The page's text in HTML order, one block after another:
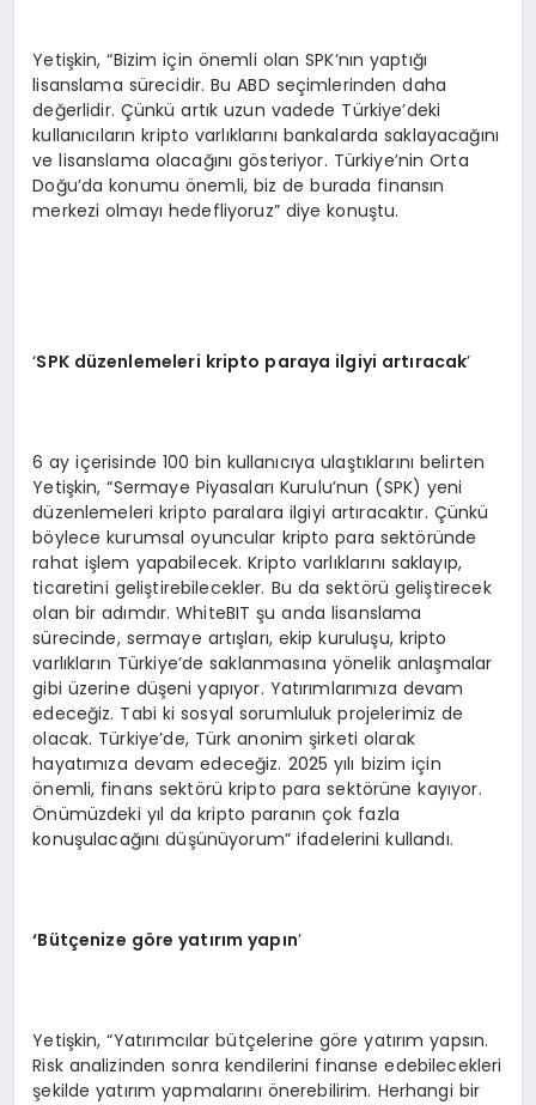
Yetişkin, “Bizim için önemli olan SPK’nın yaptığı
lisanslama sürecidir. Bu ABD seçimlerinden daha
değerlidir. Çünkü artık uzun vadede Türkiye’deki
kullanıcıların kripto varlıklarını bankalarda saklayacağını
ve lisanslama olacağını gösteriyor. Türkiye’nin Orta
Doğu’da konumu önemli, biz de burada finansın
merkezi olmayı hedefliyoruz” diye konuştu.
‘SPK düzenlemeleri kripto paraya ilgiyi artıracak’
6 ay içerisinde 100 bin kullanıcıya ulaştıklarını belirten
Yetişkin, “Sermaye Piyasaları Kurulu’nun (SPK) yeni
düzenlemeleri kripto paralara ilgiyi artıracaktır. Çünkü
böylece kurumsal oyuncular kripto para sektöründe
rahat işlem yapabilecek. Kripto varlıklarını saklayıp,
ticaretini geliştirebilecekler. Bu da sektörü geliştirecek
olan bir adımdır. WhiteBIT şu anda lisanslama
sürecinde, sermaye artışları, ekip kuruluşu, kripto
varlıkların Türkiye’de saklanmasına yönelik anlaşmalar
gibi üzerine düşeni yapıyor. Yatırımlarımıza devam
edeceğiz. Tabi ki sosyal sorumluluk projelerimiz de
olacak. Türkiye’de, Türk anonim şirketi olarak
hayatımıza devam edeceğiz. 2025 yılı bizim için
önemli, finans sektörü kripto para sektörüne kayıyor.
Önümüzdeki yıl da kripto paranın çok fazla
konuşulacağını düşünüyorum” ifadelerini kullandı.
‘Bütçenize göre yatırım yapın’
Yetişkin, “Yatırımcılar bütçelerine göre yatırım yapsın.
Risk analizinden sonra kendilerini finanse edebilecekleri
şekilde yatırım yapmalarını önerebilirim. Herhangi bir